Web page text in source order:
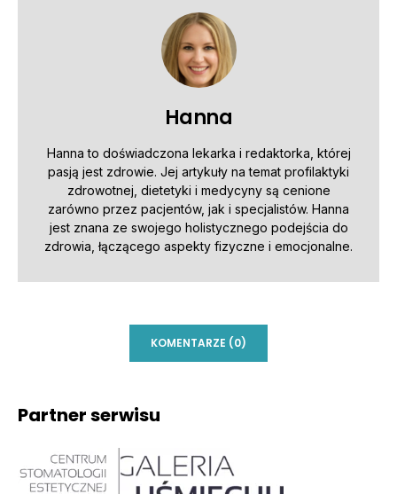
Hanna
Hanna to doświadczona lekarka i redaktorka, której
pasją jest zdrowie. Jej artykuły na temat profilaktyki
zdrowotnej, dietetyki i medycyny są cenione
zarówno przez pacjentów, jak i specjalistów. Hanna
jest znana ze swojego holistycznego podejścia do
zdrowia, łączącego aspekty fizyczne i emocjonalne.
KOMENTARZE (0)
Partner serwisu